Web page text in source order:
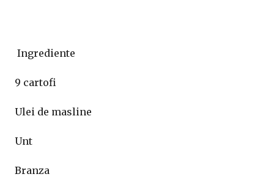
Ingrediente
9 cartofi
Ulei de masline
Unt
Branza